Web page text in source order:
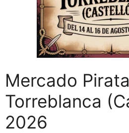
Mercado
Torreblanca
2026